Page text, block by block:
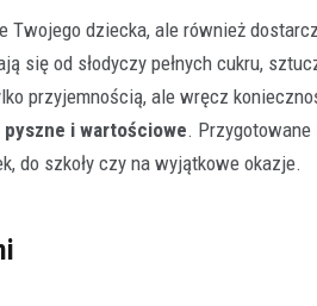
dziecka, ale również
się od słodyczy pełnych cukru,
przyjemnością, ale wręcz
i wartościowe. Przygotowane
do szkoły czy na wyjątkowe okazje.